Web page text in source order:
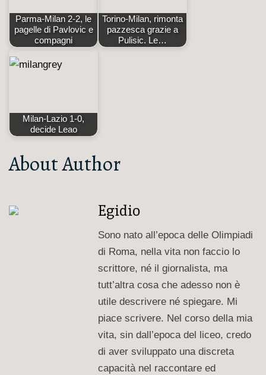
Parma-Milan 2-2, le
pagelle di Pavlovic e
compagni
Torino-Milan, rimonta
pazzesca grazie a
Pulisic. Le…
Milan-Lazio 1-0,
decide Leao
About Author
Egidio
Sono nato all’epoca delle Olimpiadi
di Roma, nella vita non faccio lo
scrittore, né il giornalista, ma
tutt’altra cosa che adesso non è
utile descrivere né spiegare. Mi
piace scrivere. Nel corso della mia
vita, sin dall’epoca del liceo, credo
di aver sviluppato una discreta
capacità nel raccontare ed